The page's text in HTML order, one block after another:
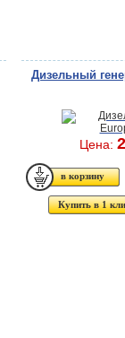
Дизельный
Цена:
Купить в 1